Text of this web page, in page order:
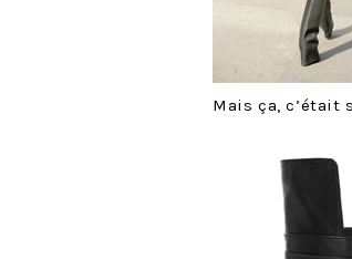
Mais ça, c’était